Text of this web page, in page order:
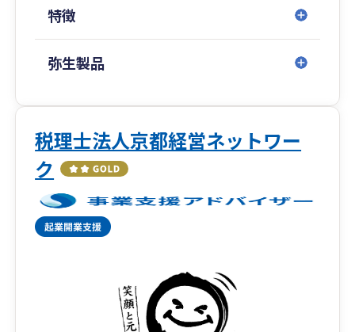
特徴
弥生製品
税理士法人京都経営ネットワー
ク